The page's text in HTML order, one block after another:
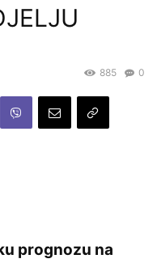
0
885
prognozu na